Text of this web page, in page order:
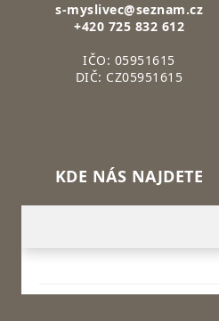
s-myslivec@seznam.cz
+420 725 832 612
IČO: 05951615
DIČ: CZ05951615
KDE NÁS NAJDETE